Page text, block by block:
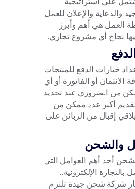
والدعاية والإعلان للعمل
العمل هي أهم وأبرز
نجاح أي مشروع تجاري.
خيارات الدفع للمنتجات
أو الفاتورة أو أي
من الضروري عند تحديد
أكبر عدد ممكن من
إقبال من الزبائن على
أحد أهم العوامل التي
بالتجارة الإلكترونية..
شركة شحن جيدة تلتزم